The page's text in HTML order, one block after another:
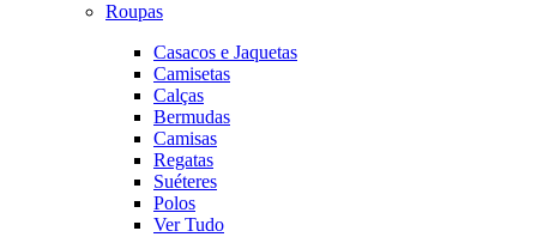
Roupas
Casacos e Jaquetas
Camisetas
Calças
Bermudas
Camisas
Regatas
Suéteres
Polos
Ver Tudo